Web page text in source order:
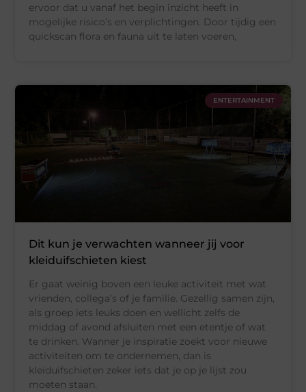
ervoor dat u vanaf het begin inzicht heeft in
mogelijke risico’s en verplichtingen. Door tijdig een
quickscan flora en fauna uit te laten voeren,
ENTERTAINMENT
Dit kun je verwachten wanneer jij voor
kleiduifschieten kiest
Er gaat weinig boven een leuke activiteit met wat
vrienden, collega’s of je familie. Gezellig samen zijn,
als groep iets leuks doen en wellicht zelfs de
middag of avond afsluiten met een etentje of wat
te drinken. Wanner je inspiratie zoekt voor nieuwe
activiteiten om te ondernemen, dan is
kleiduifschieten zeker iets dat je op je lijst zou
moeten staan.